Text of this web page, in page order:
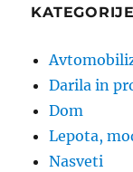
KATEGORIJE
Darila in
Dom
Lepota,
Nasveti